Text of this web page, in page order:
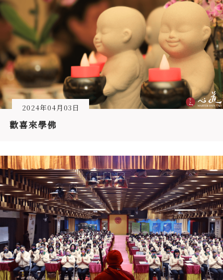
2024年04月03日
歡喜來學佛